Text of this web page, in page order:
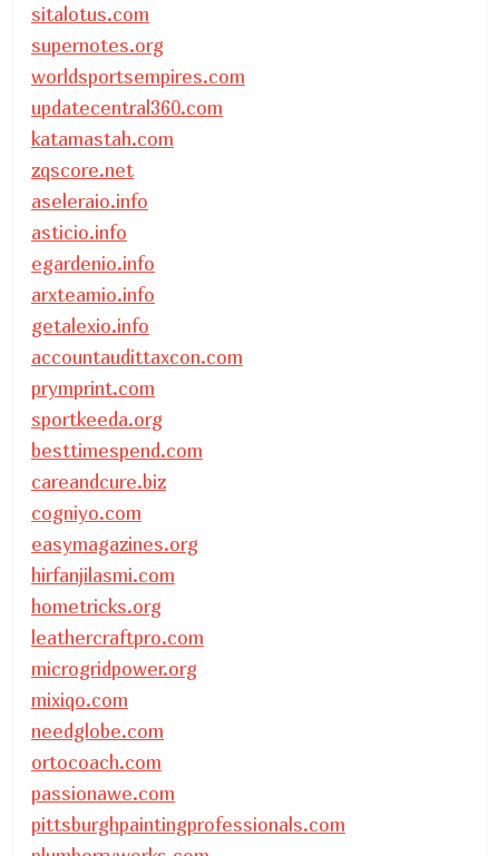
sitalotus.com
supernotes.org
worldsportsempires.com
updatecentral360.com
katamastah.com
zqscore.net
aseleraio.info
asticio.info
egardenio.info
arxteamio.info
getalexio.info
accountaudittaxcon.com
prymprint.com
sportkeeda.org
besttimespend.com
careandcure.biz
cogniyo.com
easymagazines.org
hirfanjilasmi.com
hometricks.org
leathercraftpro.com
microgridpower.org
mixiqo.com
needglobe.com
ortocoach.com
passionawe.com
pittsburghpaintingprofessionals.com